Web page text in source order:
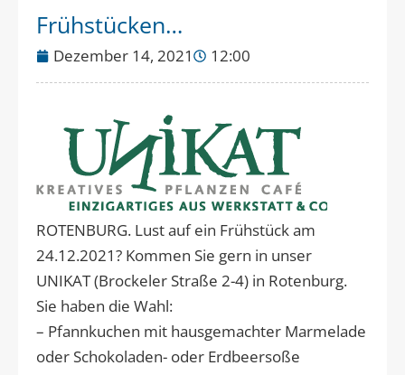
Frühstücken…
Dezember 14, 2021 12:00
ROTENBURG. Lust auf ein Frühstück am
24.12.2021? Kommen Sie gern in unser
UNIKAT (Brockeler Straße 2-4) in Rotenburg.
Sie haben die Wahl:
– Pfannkuchen mit hausgemachter Marmelade
oder Schokoladen- oder Erdbeersoße